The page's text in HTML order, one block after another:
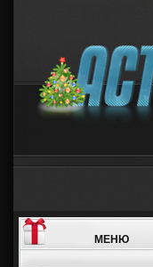
МЕНЮ